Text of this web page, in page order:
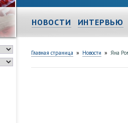
НОВОСТИ ИНТЕРВЬЮ
Главная страница » Новости » Яна